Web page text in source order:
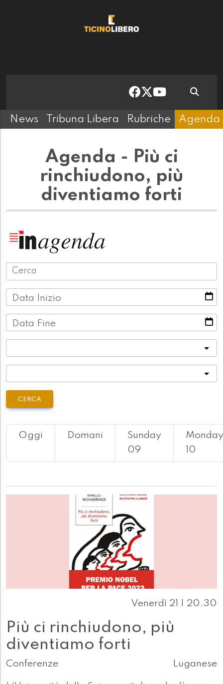
News Tribuna Libera Rubriche Agenda
Agenda - Più ci
rinchiudono, più
diventiamo forti
Data Inizio
Data Fine
CERCA
Oggi Domani
Sunday
09
Monday
10
Venerdì 21 | 20.30
Più ci rinchiudono, più
diventiamo forti
Conferenze Luganese